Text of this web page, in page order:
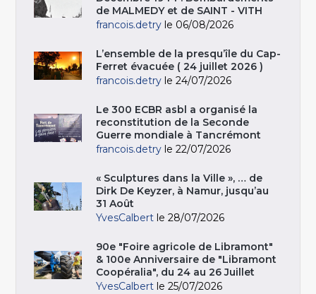
de MALMEDY et de SAINT - VITH
francois.detry le 06/08/2026
L’ensemble de la presqu’île du Cap-
Ferret évacuée ( 24 juillet 2026 )
francois.detry le 24/07/2026
Le 300 ECBR asbl a organisé la
reconstitution de la Seconde
Guerre mondiale à Tancrémont
francois.detry le 22/07/2026
« Sculptures dans la Ville », … de
Dirk De Keyzer, à Namur, jusqu’au
31 Août
YvesCalbert le 28/07/2026
90e "Foire agricole de Libramont"
& 100e Anniversaire de "Libramont
Coopéralia", du 24 au 26 Juillet
YvesCalbert le 25/07/2026